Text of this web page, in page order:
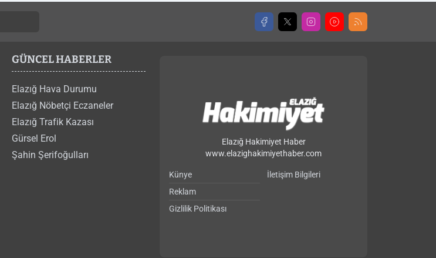
GÜNCEL HABERLER
Elazığ Hava Durumu
Elazığ Nöbetçi Eczaneler
Elazığ Trafik Kazası
Gürsel Erol
Şahin Şerifoğulları
Elazığ Hakimiyet Haber
www.elazighakimiyethaber.com
Künye
Reklam
Gizlilik Politikası
İletişim Bilgileri